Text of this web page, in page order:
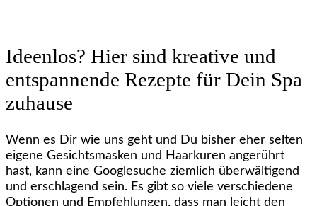
Ideenlos? Hier sind kreative und
entspannende Rezepte für Dein Spa
zuhause
Wenn es Dir wie uns geht und Du bisher eher selten
eigene Gesichtsmasken und Haarkuren angerührt
hast, kann eine Googlesuche ziemlich überwältigend
und erschlagend sein. Es gibt so viele verschiedene
Optionen und Empfehlungen, dass man leicht den